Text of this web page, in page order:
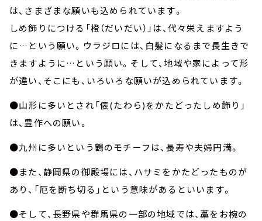
は、さまざまな願いも込められています。
しめ飾りにつける「橙（だいだい）」は、代々栄えますよう
に…という願い。ウラジロには、白髪になるまで長生きで
きますように…という願い。そして、地域や家によって形
が違い、そこにも、いろいろな願いが込められています。
●山形に多いとされ「俵(たわら)をかたどったしめ飾り」
は、豊作への願い。
●九州に多いという鶴のモチーフは、長寿や夫婦円満。
●また、静岡県の御殿場には、ハサミをかたどったものが
あり、「厄を断ち切る」という意味があるといいます。
●そして、長野県や群馬県の一部の地域では、藁をお椀の